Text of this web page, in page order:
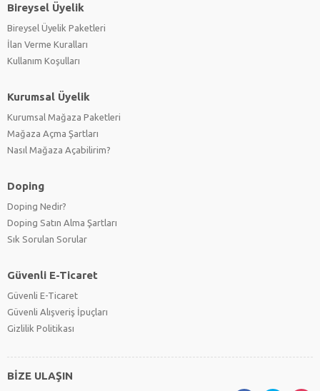
Bireysel Üyelik
Bireysel Üyelik Paketleri
İlan Verme Kuralları
Kullanım Koşulları
Kurumsal Üyelik
Kurumsal Mağaza Paketleri
Mağaza Açma Şartları
Nasıl Mağaza Açabilirim?
Doping
Doping Nedir?
Doping Satın Alma Şartları
Sık Sorulan Sorular
Güvenli E-Ticaret
Güvenli E-Ticaret
Güvenli Alışveriş İpuçları
Gizlilik Politikası
BİZE ULAŞIN